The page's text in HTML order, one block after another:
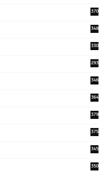
370
348
330
293
346
364
379
375
345
350